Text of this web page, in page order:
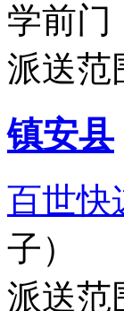
学前门
派送范
镇安县
百世快
子）
派送范